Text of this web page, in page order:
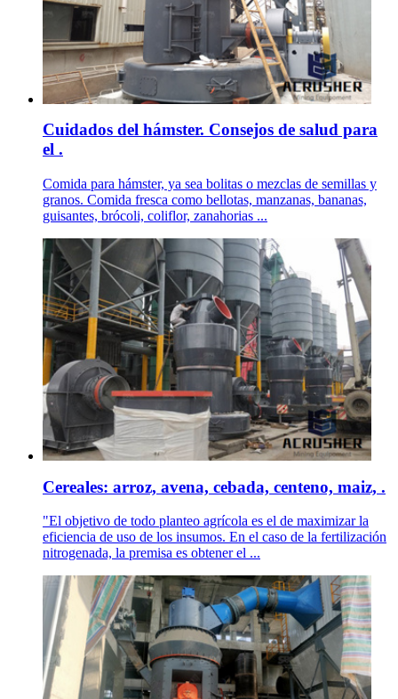
Cuidados del hámster. Consejos de salud para
el .
Comida para hámster, ya sea bolitas o mezclas de semillas y
granos. Comida fresca como bellotas, manzanas, bananas,
guisantes, brócoli, coliflor, zanahorias ...
Cereales: arroz, avena, cebada, centeno, maiz, .
"El objetivo de todo planteo agrícola es el de maximizar la
eficiencia de uso de los insumos. En el caso de la fertilización
nitrogenada, la premisa es obtener el ...